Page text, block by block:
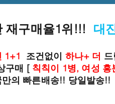
재구매율1위!!! 대
1+1 조건없이 하나+ 더
구매 [ 칙칙이 1병, 여성 흥
의 빠른배송!! 당일발송!!